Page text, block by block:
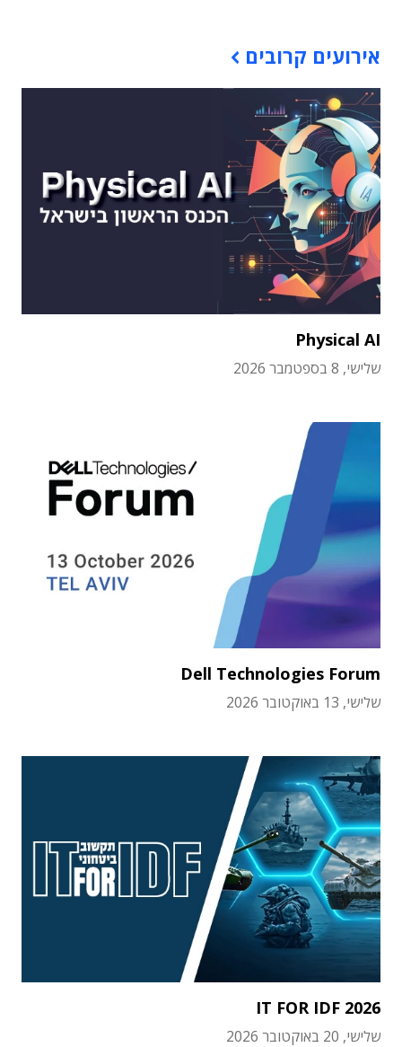
אירועים קרובים
Physical AI
שלישי, 8 בספטמבר 2026
Dell Technologies Forum
שלישי, 13 באוקטובר 2026
IT FOR IDF 2026
שלישי, 20 באוקטובר 2026